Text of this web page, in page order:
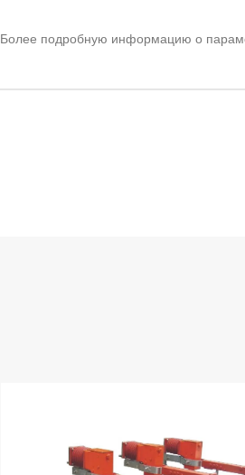
Более подробную информацию о